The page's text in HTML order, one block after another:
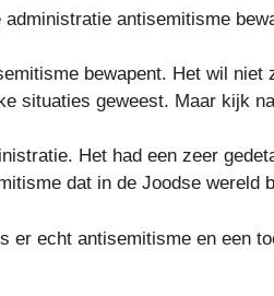
antisemitisme
bewapent. Het wil niet
situaties geweest. Maar kijk
Het had een zeer
dat in de Joodse wereld
er echt antisemitisme en een